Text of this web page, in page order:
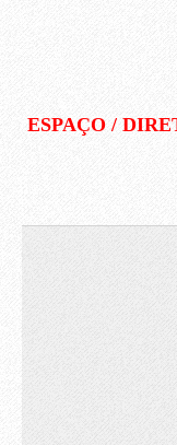
ESPAÇO /